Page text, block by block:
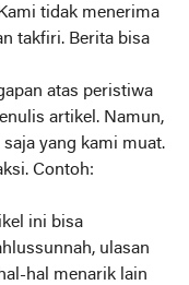
tidak menerima
takfiri. Berita bisa
atas peristiwa
artikel. Namun,
yang kami muat.
Contoh:
ini bisa
ulasan
hal menarik lain